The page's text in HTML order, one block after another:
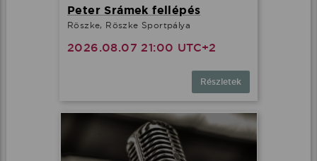
Peter Srámek fellépés
Röszke, Röszke Sportpálya
2026.08.07 21:00 UTC+2
Részletek